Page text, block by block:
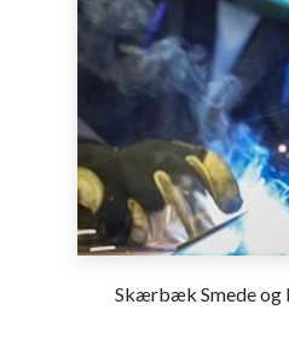
Skærbæk Smede